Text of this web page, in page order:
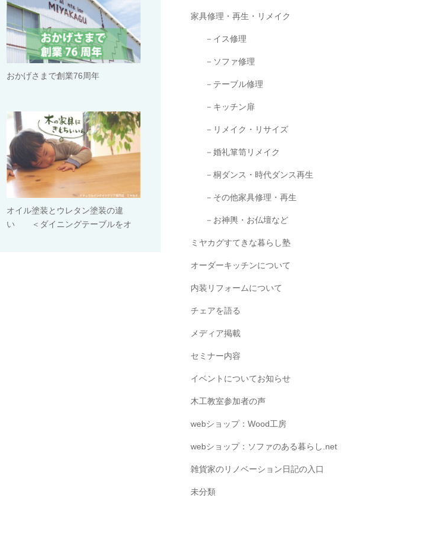
おかげさまで創業76周年
オイル塗装とウレタン塗装の違
い ＜ダイニングテーブルをオ
家具修理・再生・リメイク
－イス修理
－ソファ修理
－テーブル修理
－キッチン扉
－リメイク・リサイズ
－婚礼箪笥リメイク
－桐ダンス・時代ダンス再生
－その他家具修理・再生
－お神輿・お仏壇など
ミヤカグすてきな暮らし塾
オーダーキッチンについて
内装リフォームについて
チェアを語る
メディア掲載
セミナー内容
イベントについてお知らせ
木工教室参加者の声
webショップ：Wood工房
webショップ：ソファのある暮らし.net
雑貨家のリノベーション日記の入口
未分類